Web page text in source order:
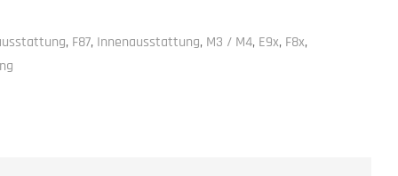
, F87, Innenausstattung, M3 / M4, E9x, F8x,